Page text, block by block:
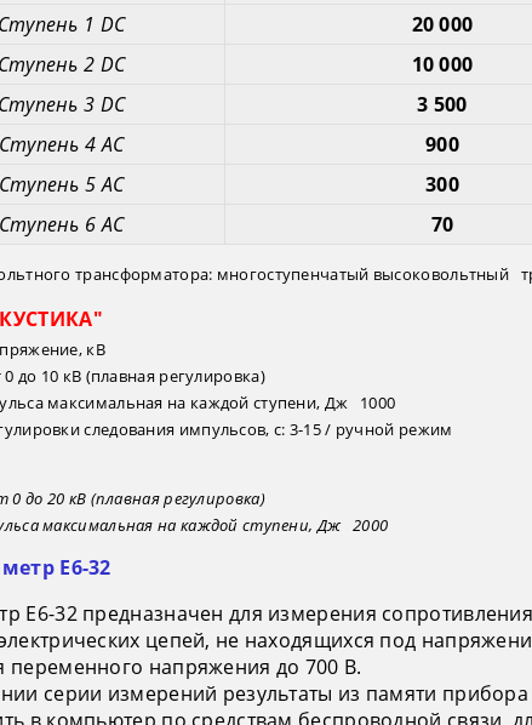
Ступень 1 DC
20 000
Ступень 2 DC
10 000
Ступень 3 DC
3 500
Ступень 4 АC
900
Ступень 5 AC
300
Ступень 6 AC
70
трансформатора: многоступенчатый высоковольтный
кВ
до 10 кВ (плавная регулировка)
максимальная на каждой ступени, Дж 1000
следования импульсов, с: 3-15 / ручной режим
0 до 20 кВ (плавная регулировка)
максимальная на каждой ступени, Дж 2000
Е6-32
Е6-32 предназначен для измерения сопротивления
цепей, не находящихся под
переменного напряжения до 700 В.
серии измерений результаты из памяти